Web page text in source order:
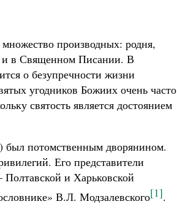
производных: родня,
и в Священном Писании. В
о безупречности жизни
угодников Божиих очень часто
святость является достоянием
потомственным дворянином.
Его представители
и Харьковской
В.Л. Модзалевского[1].